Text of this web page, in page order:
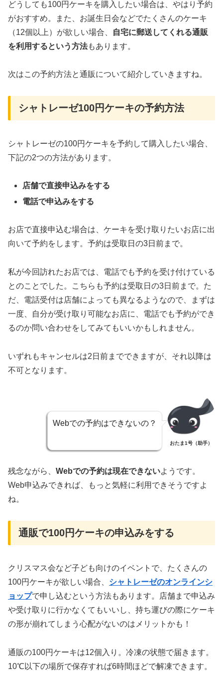
どうしても100円ケーキを購入したい場合は、やはり予約
がおすすめ。また、お誕生日会などでたくさんのケーキ
（12個以上）が欲しい場合、
自宅に郵送してくれる通販
を利用するという方法もあります。
次はこの予約方法と通販について紹介していきますね。
シャトレーゼ100円ケーキの予約方法
シャトレーゼの100円ケーキを予約して購入したい場合、
下記の2つの方法があります。
店舗で直接申込みをする
電話で申込みをする
お店で直接申込む場合は、ケーキを受け取りたいお店に出
向いて予約をします。予約は受取日の3日前まで。
私が今回訪れたお店では、電話でも予約を受け付けている
とのことでした。こちらも予約は受取日の3日前まで。た
だ、電話受付は店舗によっても異なるようなので、まずは
一度、自分が受け取り可能なお店に、電話でも予約ができ
るのか問い合わせをしてみてもいいかもしれません。
いずれもキャンセルは2日前までできますが、それ以降は
不可となります。
Webでの予約はできないの？
おたま1号（助手）
残念ながら、 Webでの予約は現在できないようです。
Web申込みできれば、もっと気軽に利用できそうですよ
ね。
通販で100円ケーキの申込みをする
クリスマス会など子ども向けのイベントで、たくさんの
100円ケーキが欲しい場合、 シャトレーゼのオンラインシ
ョップで申し込むという方法もあります。店舗まで申込み
や受け取りに行かなくてもいいし、持ち運びの際にケーキ
の形が崩れてしまう心配がないのはメリットかも！
通販の100円ケーキは12個入り。冷凍の状態で届きます。
10℃以下の場所で保存すれば6時間ほどで解凍できます。